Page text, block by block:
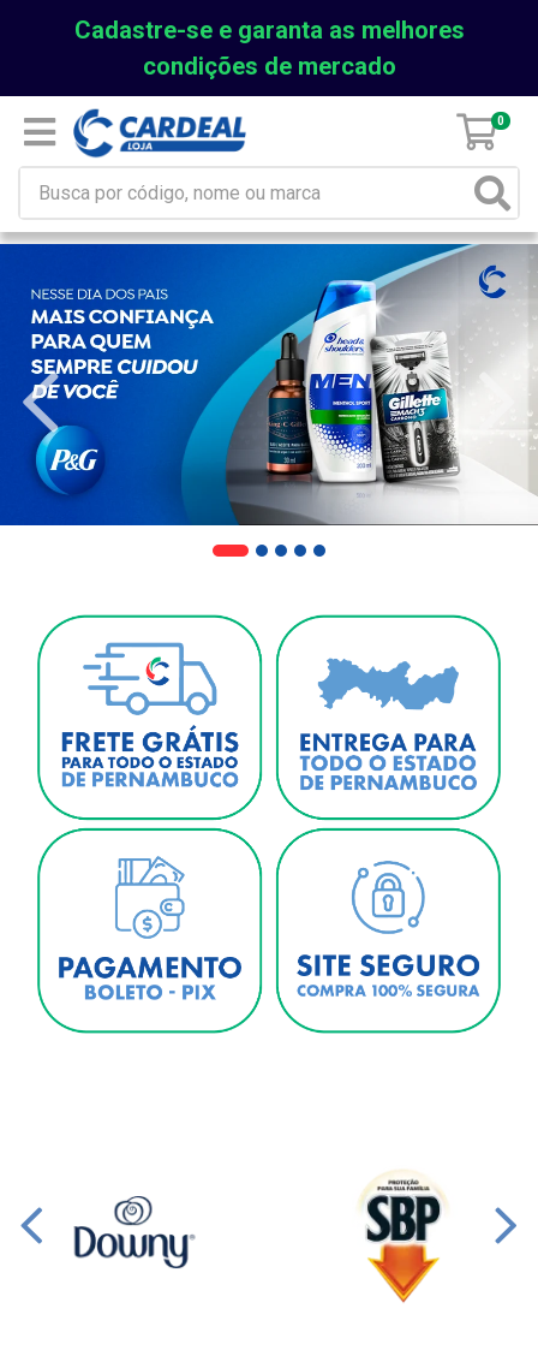
Cadastre-se e garanta as melhores
condições de mercado
0